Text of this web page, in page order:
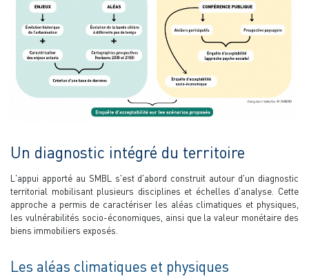
Un diagnostic intégré du territoire
L'appui apporté au SMBL s'est d'abord construit autour d'un diagnostic
territorial mobilisant plusieurs disciplines et échelles d'analyse. Cette
approche a permis de caractériser les aléas climatiques et physiques,
les vulnérabilités socio-économiques, ainsi que la valeur monétaire des
biens immobiliers exposés.
Les aléas climatiques et physiques